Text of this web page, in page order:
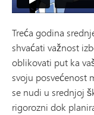
Treća godina
shvaćati važnost
oblikovati put ka
svoju posvećenost
se nudi u srednjoj
rigorozni dok